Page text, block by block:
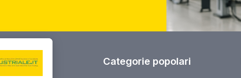
Categorie popolari